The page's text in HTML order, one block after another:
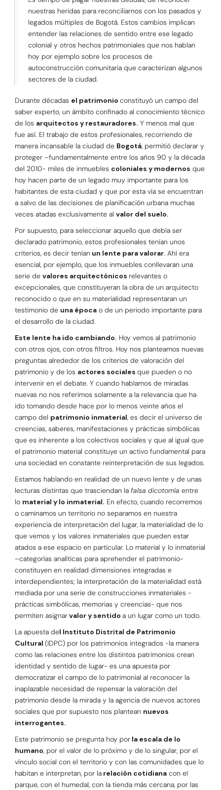
nuestras heridas para reconciliarnos con los pasados y
legados múltiples de Bogotá. Estos cambios implican
entender las relaciones de sentido entre ese legado
colonial y otros hechos patrimoniales que nos hablan
hoy por ejemplo sobre los procesos de
autoconstrucción comunitaria que caracterizan algunos
sectores de la ciudad.
Durante décadas el patrimonio constituyó un campo del
saber experto, un ámbito confinado al conocimiento técnico
de los arquitectos y restauradores. Y menos mal que
fue así. El trabajo de estos profesionales, recorriendo de
manera incansable la ciudad de Bogotá, permitió declarar y
proteger –fundamentalmente entre los años 90 y la década
del 2010- miles de inmuebles coloniales y modernos que
hoy hacen parte de un legado muy importante para los
habitantes de esta ciudad y que por esta vía se encuentran
a salvo de las decisiones de planificación urbana muchas
veces atadas exclusivamente al valor del suelo.
Por supuesto, para seleccionar aquello que debía ser
declarado patrimonio, estos profesionales tenían unos
criterios, es decir tenían un lente para valorar. Ahí era
esencial, por ejemplo, que los inmuebles conllevaran una
serie de valores arquitectónicos relevantes o
excepcionales, que constituyeran la obra de un arquitecto
reconocido o que en su materialidad representaran un
testimonio de una época o de un periodo importante para
el desarrollo de la ciudad.
Este lente ha ido cambiando. Hoy vemos al patrimonio
con otros ojos, con otros filtros. Hoy nos planteamos nuevas
preguntas alrededor de los criterios de valoración del
patrimonio y de los actores sociales que pueden o no
intervenir en el debate. Y cuando hablamos de miradas
nuevas no nos referimos solamente a la relevancia que ha
ido tomando desde hace por lo menos veinte años el
campo del patrimonio inmaterial, es decir el universo de
creencias, saberes, manifestaciones y prácticas simbólicas
que es inherente a los colectivos sociales y que al igual que
el patrimonio material constituye un activo fundamental para
una sociedad en constante reinterpretación de sus legados.
Estamos hablando en realidad de un nuevo lente y de unas
lecturas distintas que trasciendan la falsa dicotomía entre
lo material y lo inmaterial. En efecto, cuando recorremos
o caminamos un territorio no separamos en nuestra
experiencia de interpretación del lugar, la materialidad de lo
que vemos y los valores inmateriales que pueden estar
atados a ese espacio en particular. Lo material y lo inmaterial
–categorías analíticas para aprehender el patrimonio-
constituyen en realidad dimensiones integradas e
interdependientes; la interpretación de la materialidad está
mediada por una serie de construcciones inmateriales -
prácticas simbólicas, memorias y creencias- que nos
permiten asignarvalor y sentido a un lugar como un todo.
La apuesta del Instituto Distrital de Patrimonio
Cultural (IDPC) por los patrimonios integrados -la manera
como las relaciones entre los distintos patrimonios crean
identidad y sentido de lugar- es una apuesta por
democratizar el campo de lo patrimonial al reconocer la
inaplazable necesidad de repensar la valoración del
patrimonio desde la mirada y la agencia de nuevos actores
sociales que por supuesto nos plantean nuevos
interrogantes.
Este patrimonio se pregunta hoy por la escala de lo
humano, por el valor de lo próximo y de lo singular, por el
vínculo social con el territorio y con las comunidades que lo
habitan e interpretan, por la relación cotidiana con el
parque, con el humedal, con la tienda más cercana, por las